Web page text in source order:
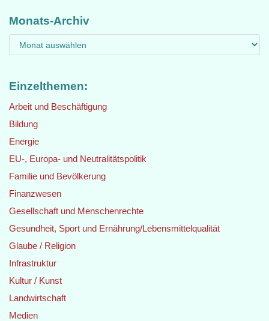
Monats-Archiv
Einzelthemen:
Arbeit und Beschäftigung
Bildung
Energie
EU-, Europa- und Neutralitätspolitik
Familie und Bevölkerung
Finanzwesen
Gesellschaft und Menschenrechte
Gesundheit, Sport und Ernährung/Lebensmittelqualität
Glaube / Religion
Infrastruktur
Kultur / Kunst
Landwirtschaft
Medien